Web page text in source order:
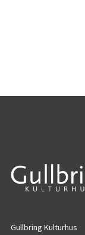
Gullbring Kulturhus